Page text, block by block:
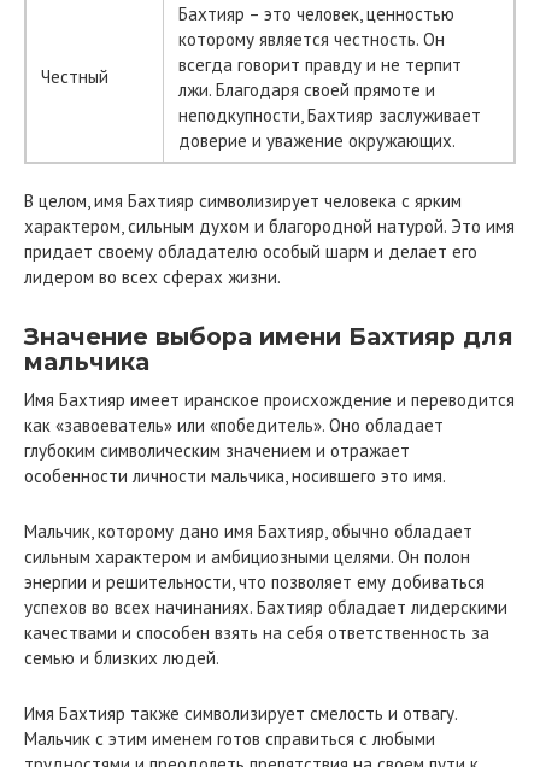
Честный
Бахтияр – это человек, ценностью
которому является честность. Он
всегда говорит правду и не терпит
лжи. Благодаря своей прямоте и
неподкупности, Бахтияр заслуживает
доверие и уважение окружающих.
В целом, имя Бахтияр символизирует человека с ярким
характером, сильным духом и благородной натурой. Это имя
придает своему обладателю особый шарм и делает его
лидером во всех сферах жизни.
Значение выбора имени Бахтияр для
мальчика
Имя Бахтияр имеет иранское происхождение и переводится
как «завоеватель» или «победитель». Оно обладает
глубоким символическим значением и отражает
особенности личности мальчика, носившего это имя.
Мальчик, которому дано имя Бахтияр, обычно обладает
сильным характером и амбициозными целями. Он полон
энергии и решительности, что позволяет ему добиваться
успехов во всех начинаниях. Бахтияр обладает лидерскими
качествами и способен взять на себя ответственность за
семью и близких людей.
Имя Бахтияр также символизирует смелость и отвагу.
Мальчик с этим именем готов справиться с любыми